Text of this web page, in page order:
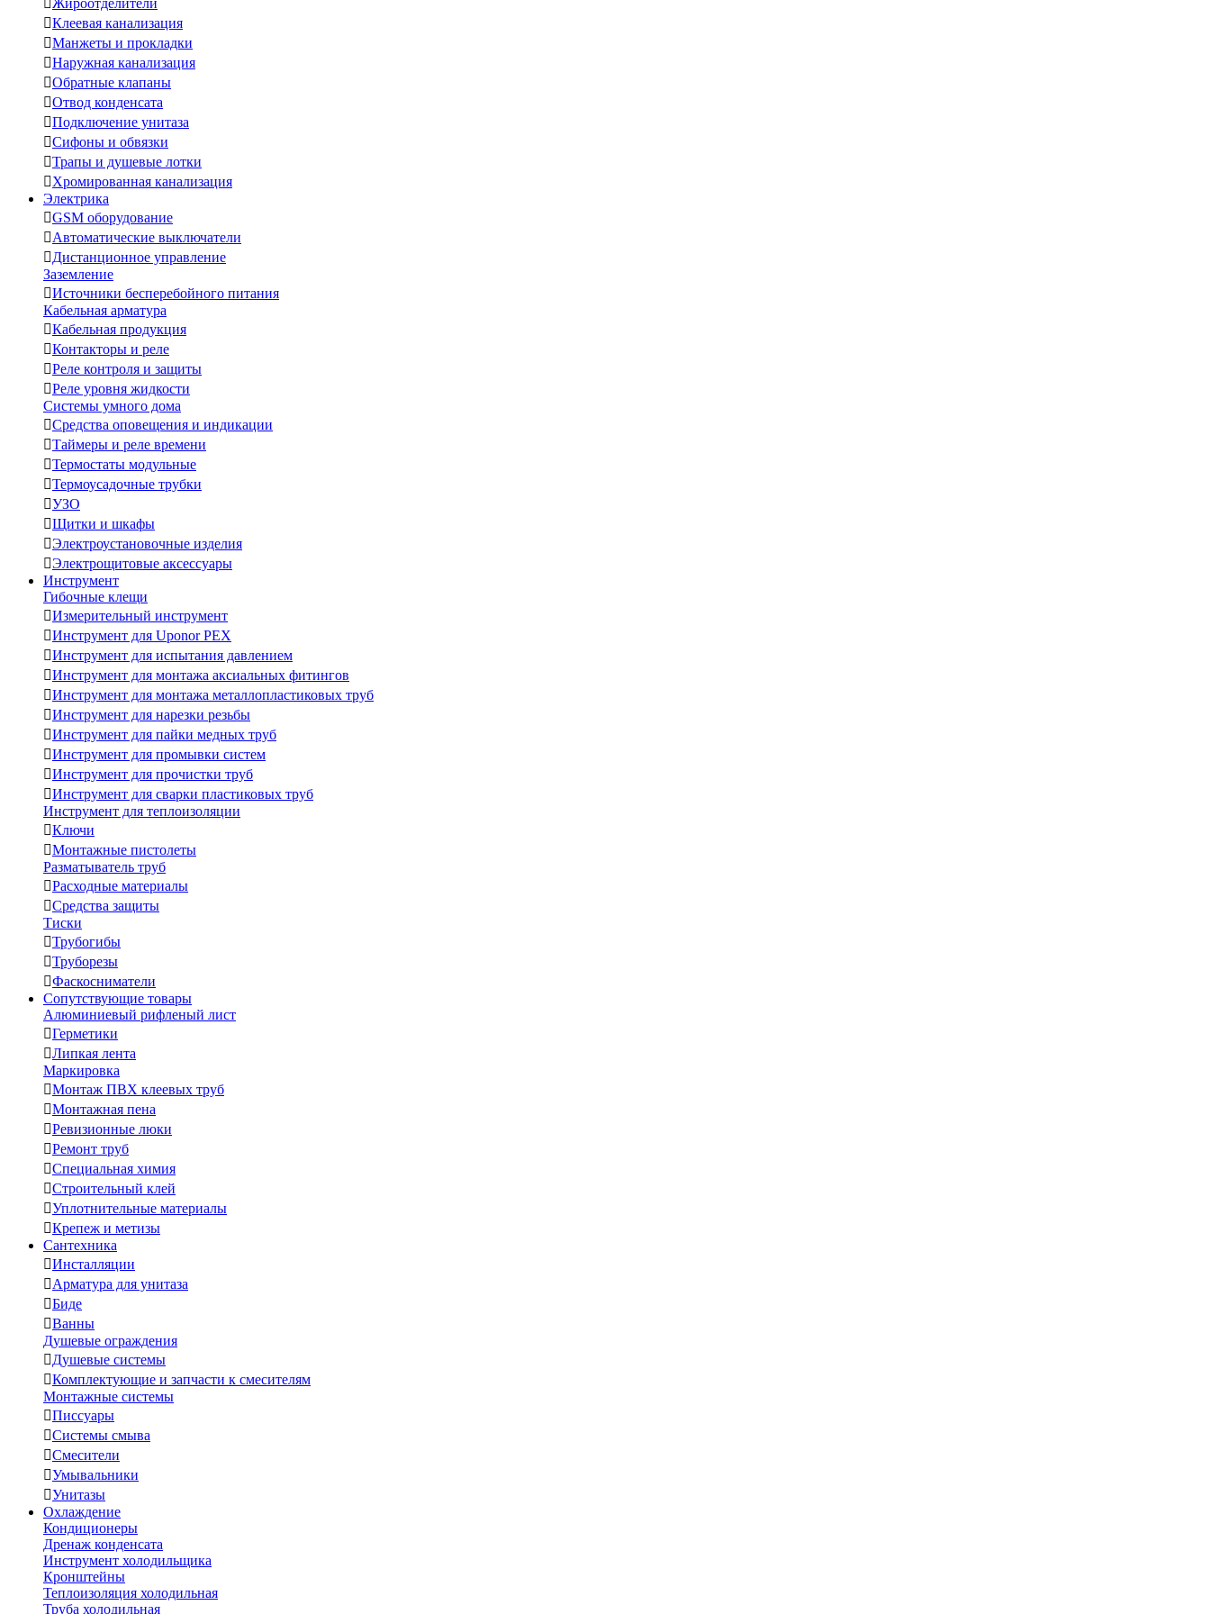
Жироотделители
Клеевая канализация
Манжеты и прокладки
Наружная канализация
Обратные клапаны
Отвод конденсата
Подключение унитаза
Сифоны и обвязки
Трапы и душевые лотки
Хромированная канализация
Электрика
GSM оборудование
Автоматические выключатели
Дистанционное управление
Заземление
Источники бесперебойного питания
Кабельная арматура
Кабельная продукция
Контакторы и реле
Реле контроля и защиты
Реле уровня жидкости
Системы умного дома
Средства оповещения и индикации
Таймеры и реле времени
Термостаты модульные
Термоусадочные трубки
УЗО
Щитки и шкафы
Электроустановочные изделия
Электрощитовые аксессуары
Инструмент
Гибочные клещи
Измерительный инструмент
Инструмент для Uponor PEX
Инструмент для испытания давлением
Инструмент для монтажа аксиальных фитингов
Инструмент для монтажа металлопластиковых труб
Инструмент для нарезки резьбы
Инструмент для пайки медных труб
Инструмент для промывки систем
Инструмент для прочистки труб
Инструмент для сварки пластиковых труб
Инструмент для теплоизоляции
Ключи
Монтажные пистолеты
Разматыватель труб
Расходные материалы
Средства защиты
Тиски
Трубогибы
Труборезы
Фаскосниматели
Сопутствующие товары
Алюминиевый рифленый лист
Герметики
Липкая лента
Маркировка
Монтаж ПВХ клеевых труб
Монтажная пена
Ревизионные люки
Ремонт труб
Специальная химия
Строительный клей
Уплотнительные материалы
Крепеж и метизы
Сантехника
Инсталляции
Арматура для унитаза
Биде
Ванны
Душевые ограждения
Душевые системы
Комплектующие и запчасти к смесителям
Монтажные системы
Писсуары
Системы смыва
Смесители
Умывальники
Унитазы
Охлаждение
Кондиционеры
Дренаж конденсата
Инструмент холодильщика
Кронштейны
Теплоизоляция холодильная
Труба холодильная